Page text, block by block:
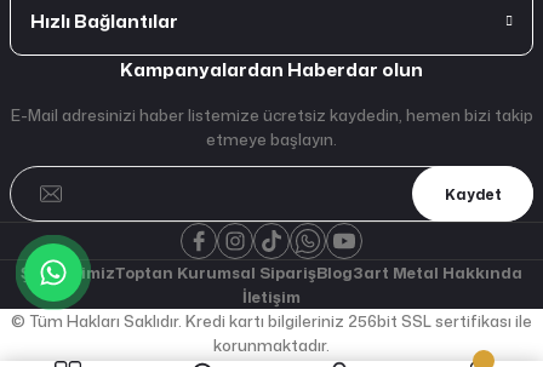
Hızlı Bağlantılar
Kampanyalardan Haberdar olun
E-Mail adresinizi haber listemize ücretsiz kaydedin, hemen bizi takip
etmeye başlayın.
Kaydet
ŞubelerimizToptan Kurumsal SiparişBlog3art Metal Hakkında
İletişim
© Tüm Hakları Saklıdır. Kredi kartı bilgileriniz 256bit SSL sertifikası ile
korunmaktadır.